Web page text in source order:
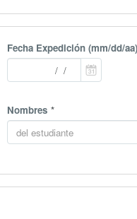
Fecha Expedición (mm/dd/aa)
Nombres